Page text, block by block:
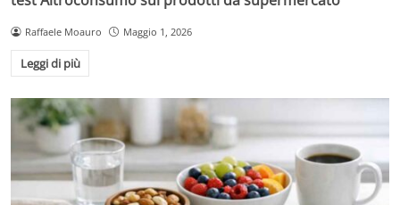
Raffaele Moauro Maggio 1, 2026
Leggi di più